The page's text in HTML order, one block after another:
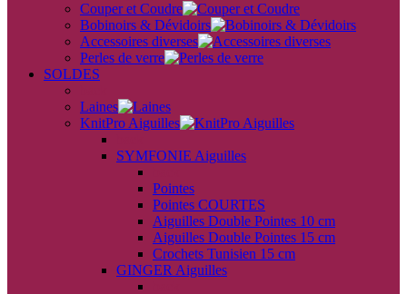
Couper et Coudre
Bobinoirs & Dévidoirs
Accessoires diverses
Perles de verre
SOLDES
Laines
KnitPro Aiguilles
SYMFONIE Aiguilles
Pointes
Pointes COURTES
Aiguilles Double Pointes 10 cm
Aiguilles Double Pointes 15 cm
Crochets Tunisien 15 cm
GINGER Aiguilles